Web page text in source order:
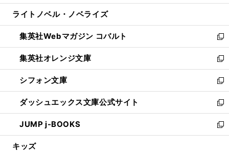
開
ウ
開
く
ン
ウ
で
開
く
ウ
ン
ド
ウ
で
開
く
し
ウ
ィ
ン
ド
ウ
で
開
く
ライトノベル・ノベライズ
集英社Webマガジン コバルト
新
し
い
ウ
ィ
ン
ド
ウ
で
開
集英社オレンジ文庫
新
し
い
ウ
ィ
ン
ド
ウ
シフォン文庫
新
し
い
ウ
ィ
ン
ダッシュエックス文庫公式サイト
新
し
い
ウ
JUMP j-BOOKS
新
し
キッズ